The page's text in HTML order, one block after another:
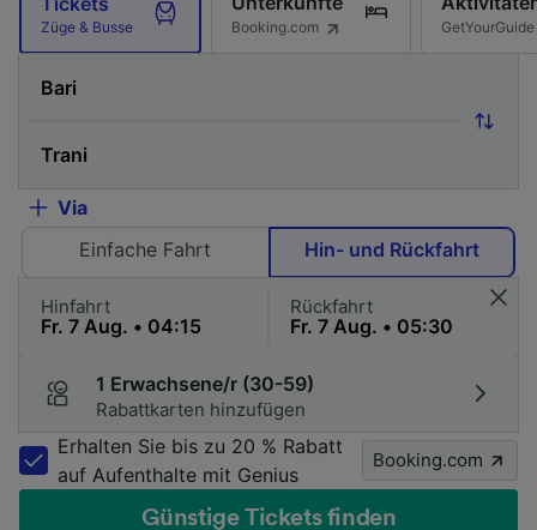
Züge & Busse Booking.com GetYourGuide
Via
Einfache Fahrt
Hin- und Rückfahrt
Hinfahrt Rückfahrt
1 Erwachsene/r (30-59)
Rabattkarten hinzufügen
Erhalten Sie bis zu 20 % Rabatt
auf Aufenthalte mit Genius
Booking.com
Günstige Tickets finden